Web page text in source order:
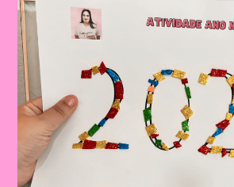
Fundamental